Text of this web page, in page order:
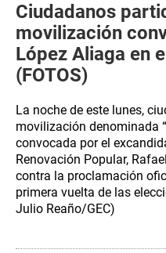
Ciudadanos
movilización
López Aliaga en
(FOTOS)
La noche de este lunes,
movilización denominada
convocada por el
Renovación Popular,
contra la proclamación
primera vuelta de las
Julio Reaño/GEC)